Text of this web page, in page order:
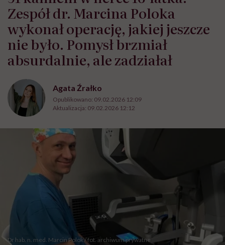
Zespół dr. Marcina Poloka
wykonał operację, jakiej jeszcze
nie było. Pomysł brzmiał
absurdalnie, ale zadziałał
Agata Źrałko
Opublikowano: 09.02.2026 12:09
Aktualizacja: 09.02.2026 12:12
Dr hab. n. med. Marcin Polok / fot. archiwum prywatne